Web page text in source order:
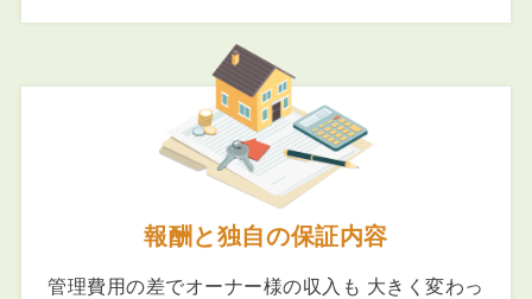
報酬と独自の保証内容
管理費用の差でオーナー様の収入も 大きく変わっ